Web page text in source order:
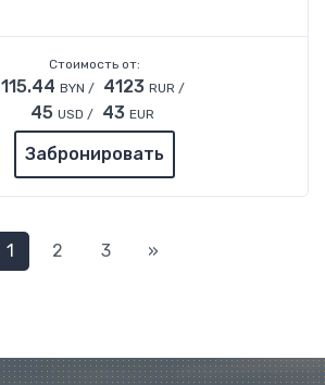
Стоимость от:
115.44 BYN / 4123 RUR /
45 USD / 43 EUR
Забронировать
1 2 3 »